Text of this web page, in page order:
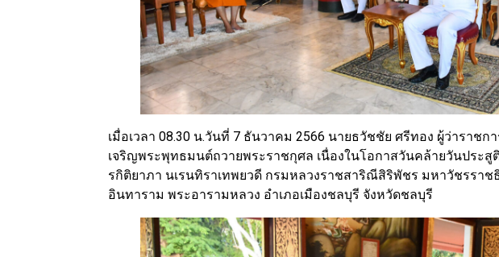
เมื่อเวลา 08.30 น.วันที่ 7 ธันวาคม 2566 นายธวัชชัย ศรีทอง ผู้ว่าราช
เจริญพระพุทธมนต์ถวายพระราชกุศล เนื่องในโอกาสวันคล้ายวันประสูติ
รกิติยาภา นเรนทิราเทพยวดี กรมหลวงราชสาริณีสิริพัชร มหาวัชรรา
อินทาราม พระอารามหลวง อำเภอเมืองชลบุรี จังหวัดชลบุรี